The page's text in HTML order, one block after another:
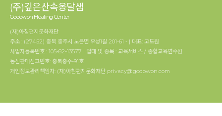
(주)깊은산속옹달샘
Godowon Healing Center
(재)아침편지문화재단
주소 : (27452) 충북 충주시 노은면 우성1길 201-61 - | 대표: 고도원
사업자등록번호 : 105-82-13577 | 업태 및 종목 : 교육서비스 / 종합교육연수원
통신판매신고번호: 충북충주-91호
개인정보관리책임자: (재)아침편지문화재단 privacy@godowon.com